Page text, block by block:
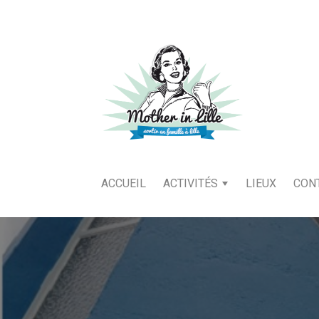
ACCUEIL ACTIVITÉS LIEUX